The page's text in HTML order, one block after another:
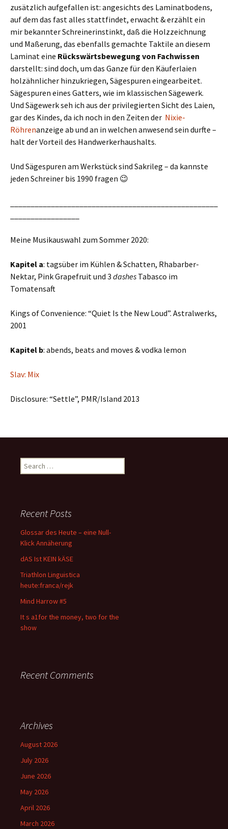
zusätzlich aufgefallen ist: angesichts des Laminatbodens,
auf dem das fast alles stattfindet, erwacht & erzählt ein
mir bekannter Schreinerinstinkt, daß die Holzzeichnung
und Maßerung, das ebenfalls gemachte Taktile an diesem
Laminat eine Rückswärtsbewegung von Fachwissen
darstellt: sind doch, um das Ganze für den Käuferlaien
holzähnlicher hinzukriegen, Sägespuren eingearbeitet.
Sägespuren eines Gatters, wie im klassischen Sägewerk.
Und Sägewerk seh ich aus der privilegierten Sicht des Laien,
gar des Kindes, da ich noch in den Zeiten der Nixie-
Röhrenanzeige ab und an in welchen anwesend sein durfte –
halt der Vorteil des Handwerkerhaushalts.
Und Sägespuren am Werkstück sind Sakrileg – da kannste
jeden Schreiner bis 1990 fragen 😉
Meine Musikauswahl zum Sommer 2020:
Kapitel a: tagsüber im Kühlen & Schatten, Rhabarber-
Nektar, Pink Grapefruit und 3 dashes Tabasco im
Tomatensaft
Kings of Convenience: “Quiet Is the New Loud”. Astralwerks,
2001
Kapitel b: abends, beats and moves & vodka lemon
Slav: Mix
Disclosure: “Settle”, PMR/Island 2013
Search
for:
Recent Posts
Glossar des Heute – eine Null-
Klick Annäherung
dAS Ist KEIN kÄSE
Triathlon Linguistica
heute:franca/rejk
Mind Harrow #5
It s a1for the money, two for the
show
Recent Comments
Archives
August 2026
July 2026
June 2026
May 2026
April 2026
March 2026